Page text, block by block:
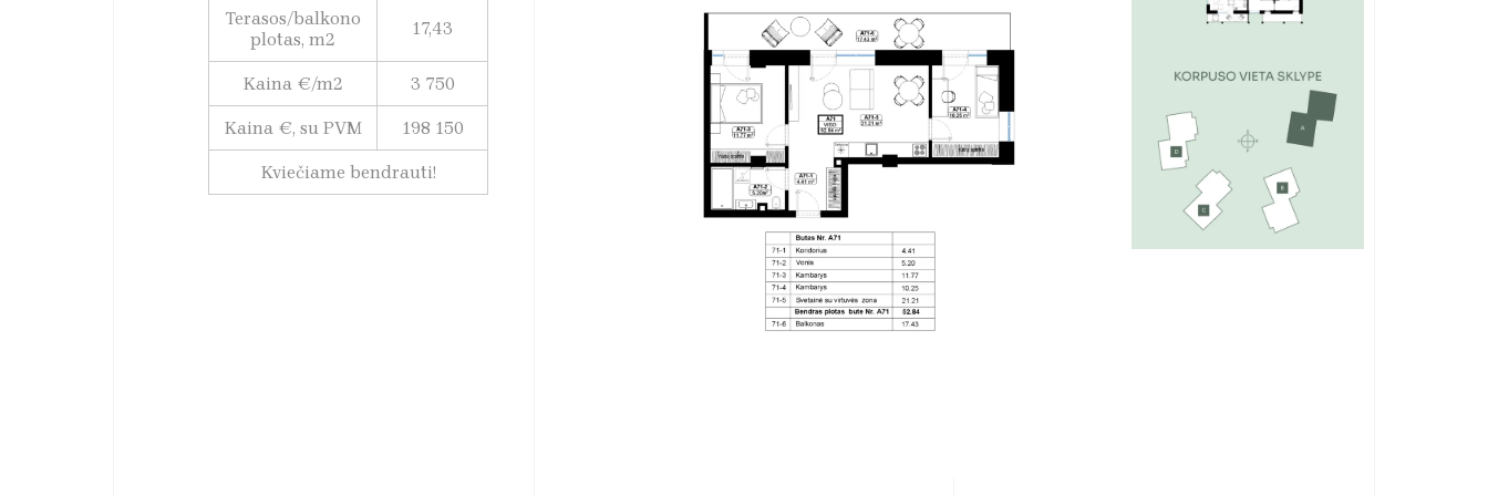
Terasos/balkono
plotas, m2
17,43
Kaina €/m2 3 750
Kaina €, su PVM 198 150
Kviečiame bendrauti!